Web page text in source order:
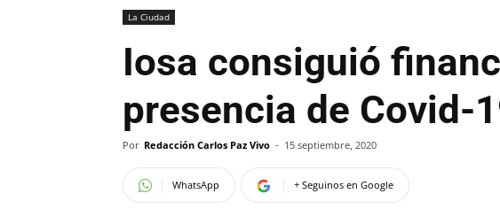
La Ciudad
Iosa consiguió
presencia de Covid-
Por Redacción Carlos Paz Vivo - 15 septiembre, 2020
WhatsApp + Seguinos en Google